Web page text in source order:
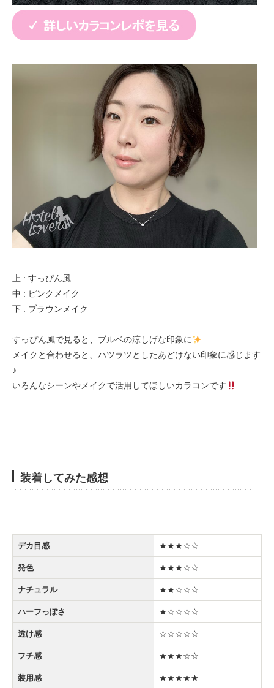
上 : すっぴん風
中 : ピンクメイク
下 : ブラウンメイク
すっぴん風で見ると、ブルベの涼しげな印象に
メイクと合わせると、ハツラツとしたあどけない印象に感じます
♪
いろんなシーンやメイクで活用してほしいカラコンです
装着してみた感想
デカ目感 ★★★☆☆
発色 ★★★☆☆
ナチュラル ★★☆☆☆
ハーフっぽさ ★☆☆☆☆
透け感 ☆☆☆☆☆
フチ感 ★★★☆☆
装用感 ★★★★★